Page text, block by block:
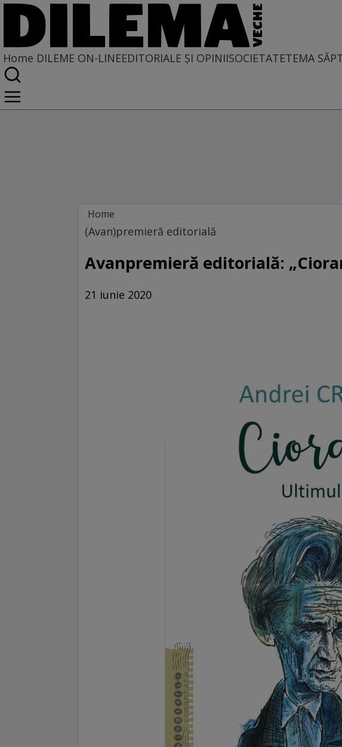
Home DILEME ON-LINEEDITORIALE ȘI OPINIISOCIETATETEMA
Home
Dileme on-line
(Avan)premieră editorială
Avanpremieră editorială:
21 iunie 2020